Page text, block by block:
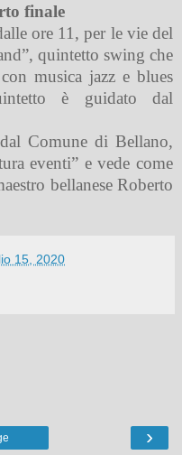
finale
ore 11, per le vie del
quintetto swing che
musica jazz e blues
è guidato dal
Comune di Bellano,
eventi” e vede come
bellanese Roberto
15, 2020
›